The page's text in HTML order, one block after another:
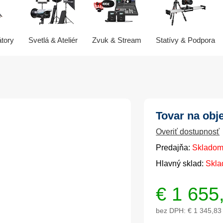
Svetlá & Ateliér Zvuk & Stream Statívy & Podpora
Tovar na
Overiť dostupnosť
Predajňa:
Hlavný sklad:
€ 1
bez DPH: € 1 345,83